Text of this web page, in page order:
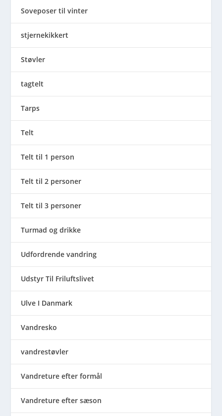
Soveposer til vinter
stjernekikkert
Støvler
tagtelt
Tarps
Telt
Telt til 1 person
Telt til 2 personer
Telt til 3 personer
Turmad og drikke
Udfordrende vandring
Udstyr Til Friluftslivet
Ulve I Danmark
Vandresko
vandrestøvler
Vandreture efter formål
Vandreture efter sæson